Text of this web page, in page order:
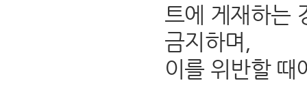
트에 게재하는
금지하며,
이를 위반할 때